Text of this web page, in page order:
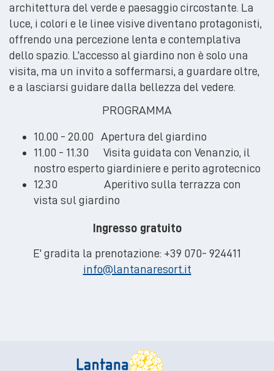
architettura del verde e paesaggio circostante. La
luce, i colori e le linee visive diventano protagonisti,
offrendo una percezione lenta e contemplativa
dello spazio. L’accesso al giardino non è solo una
visita, ma un invito a soffermarsi, a guardare oltre,
e a lasciarsi guidare dalla bellezza del vedere.
PROGRAMMA
10.00 - 20.00 Apertura del giardino
11.00 - 11.30 Visita guidata con Venanzio, il
nostro esperto giardiniere e perito agrotecnico
12.30 Aperitivo sulla terrazza con
vista sul giardino
Ingresso gratuito
E' gradita la prenotazione: +39 070- 924411
info@lantanaresort.it